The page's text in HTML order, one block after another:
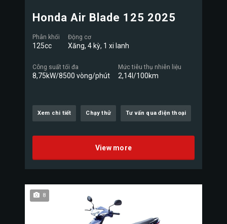
Honda Air Blade 125 2025
Phân khối
125cc
Động cơ
Xăng, 4 kỳ, 1 xi lanh
Công suất tối đa
8,75kW/8500 vòng/phút
Mức tiêu thụ nhiên liệu
2,14l/100km
Xem chi tiết Chạy thử Tư vấn qua điện thoại
View more
8